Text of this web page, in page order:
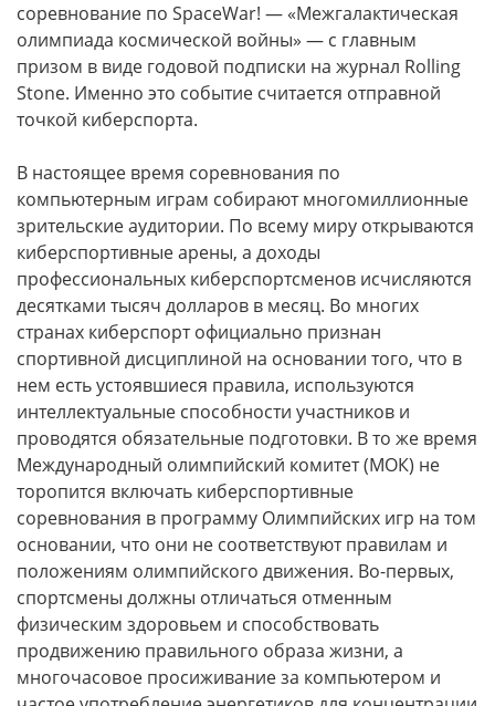
соревнование по SpaceWar! — «Межгалактическая
олимпиада космической войны» — с главным
призом в виде годовой подписки на журнал Rolling
Stone. Именно это событие считается отправной
точкой киберспорта.
В настоящее время соревнования по
компьютерным играм собирают многомиллионные
зрительские аудитории. По всему миру открываются
киберспортивные арены, а доходы
профессиональных киберспортсменов исчисляются
десятками тысяч долларов в месяц. Во многих
странах киберспорт официально признан
спортивной дисциплиной на основании того, что в
нем есть устоявшиеся правила, используются
интеллектуальные способности участников и
проводятся обязательные подготовки. В то же время
Международный олимпийский комитет (МОК) не
торопится включать киберспортивные
соревнования в программу Олимпийских игр на том
основании, что они не соответствуют правилам и
положениям олимпийского движения. Во-первых,
спортсмены должны отличаться отменным
физическим здоровьем и способствовать
продвижению правильного образа жизни, а
многочасовое просиживание за компьютером и